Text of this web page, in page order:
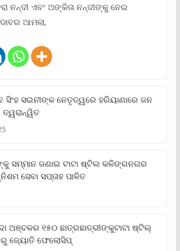
ନନ୍ଦୀ ଏବଂ ଅଙ୍କିତା ନନ୍ଦୀଙ୍କୁ ନେଇ
ଡାବର ଆମଲା,
ସିଂହ ସଇନୀଙ୍କ ନେତୃତ୍ୱରେ ହରିୟାଣାରେ ଜନ
ତ୍ୱରାନ୍ୱିତ
ସମ୍ମାନ ଜଣାଇ ଟାଟା ଷ୍ଟିଲ କଳିଙ୍ଗନଗର
ସେବା ସପ୍ତାହ ପାଳିତ
ଅଞ୍ଚଳର ୧୫୦ ଛାତ୍ରଛାତ୍ରୀଙ୍କୁଟାଟା ଷ୍ଟିଲ୍
ଜ୍ୟୋତି ଫେଲୋସିପ୍‌